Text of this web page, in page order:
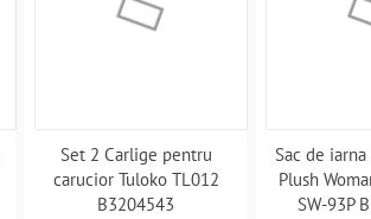
Set 2 Carlige pentru
carucior Tuloko TL012
B3204543
Sac de
Plush
SW-93P